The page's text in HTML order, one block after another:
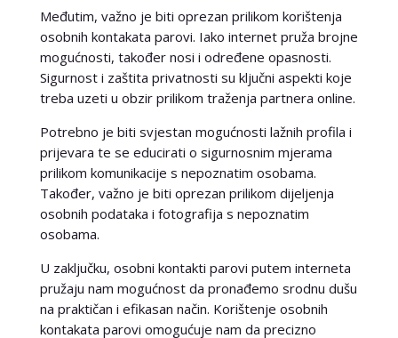
Međutim, važno je biti oprezan prilikom korištenja
osobnih kontakata parovi. Iako internet pruža brojne
mogućnosti, također nosi i određene opasnosti.
Sigurnost i zaštita privatnosti su ključni aspekti koje
treba uzeti u obzir prilikom traženja partnera online.
Potrebno je biti svjestan mogućnosti lažnih profila i
prijevara te se educirati o sigurnosnim mjerama
prilikom komunikacije s nepoznatim osobama.
Također, važno je biti oprezan prilikom dijeljenja
osobnih podataka i fotografija s nepoznatim
osobama.
U zaključku, osobni kontakti parovi putem interneta
pružaju nam mogućnost da pronađemo srodnu dušu
na praktičan i efikasan način. Korištenje osobnih
kontakata parovi omogućuje nam da precizno